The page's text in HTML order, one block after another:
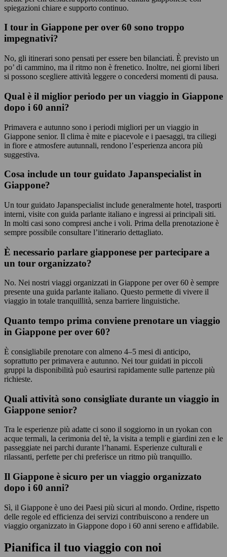
spiegazioni chiare e supporto continuo.
I tour in Giappone per over 60 sono troppo
impegnativi?
No, gli itinerari sono pensati per essere ben bilanciati. È previsto un
po’ di cammino, ma il ritmo non è frenetico. Inoltre, nei giorni liberi
si possono scegliere attività leggere o concedersi momenti di pausa.
Qual è il miglior periodo per un viaggio in Giappone
dopo i 60 anni?
Primavera e autunno sono i periodi migliori per un viaggio in
Giappone senior. Il clima è mite e piacevole e i paesaggi, tra ciliegi
in fiore e atmosfere autunnali, rendono l’esperienza ancora più
suggestiva.
Cosa include un tour guidato Japanspecialist in
Giappone?
Un tour guidato Japanspecialist include generalmente hotel, trasporti
interni, visite con guida parlante italiano e ingressi ai principali siti.
In molti casi sono compresi anche i voli. Prima della prenotazione è
sempre possibile consultare l’itinerario dettagliato.
È necessario parlare giapponese per partecipare a
un tour organizzato?
No. Nei nostri viaggi organizzati in Giappone per over 60 è sempre
presente una guida parlante italiano. Questo permette di vivere il
viaggio in totale tranquillità, senza barriere linguistiche.
Quanto tempo prima conviene prenotare un viaggio
in Giappone per over 60?
È consigliabile prenotare con almeno 4–5 mesi di anticipo,
soprattutto per primavera e autunno. Nei tour guidati in piccoli
gruppi la disponibilità può esaurirsi rapidamente sulle partenze più
richieste.
Quali attività sono consigliate durante un viaggio in
Giappone senior?
Tra le esperienze più adatte ci sono il soggiorno in un ryokan con
acque termali, la cerimonia del tè, la visita a templi e giardini zen e le
passeggiate nei parchi durante l’hanami. Esperienze culturali e
rilassanti, perfette per chi preferisce un ritmo più tranquillo.
Il Giappone è sicuro per un viaggio organizzato
dopo i 60 anni?
Sì, il Giappone è uno dei Paesi più sicuri al mondo. Ordine, rispetto
delle regole ed efficienza dei servizi contribuiscono a rendere un
viaggio organizzato in Giappone dopo i 60 anni sereno e affidabile.
Pianifica il tuo viaggio con noi